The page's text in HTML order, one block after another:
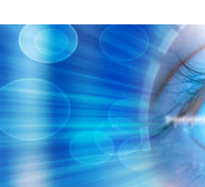
to
contentvinivida.lk